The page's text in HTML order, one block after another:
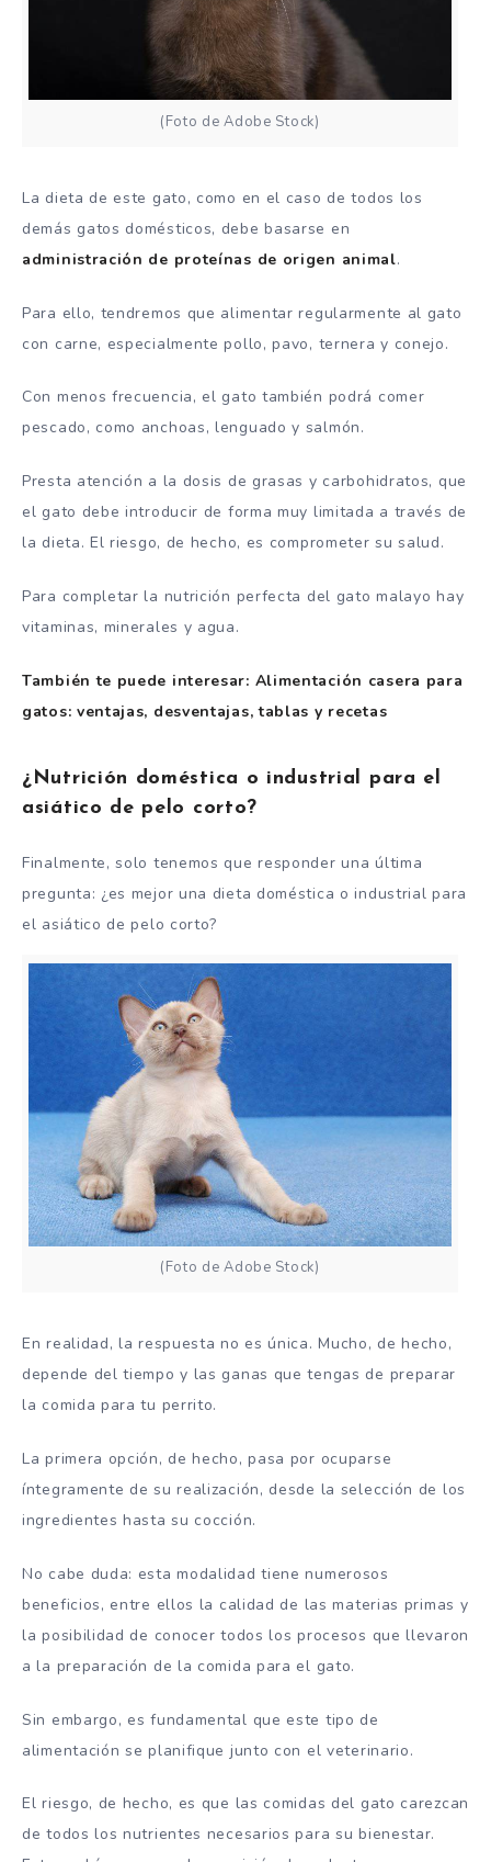
(Foto de Adobe Stock)
La dieta de este gato, como en el caso de todos los
demás gatos domésticos, debe basarse en
administración de proteínas de origen animal.
Para ello, tendremos que alimentar regularmente al gato
con carne, especialmente pollo, pavo, ternera y conejo.
Con menos frecuencia, el gato también podrá comer
pescado, como anchoas, lenguado y salmón.
Presta atención a la dosis de grasas y carbohidratos, que
el gato debe introducir de forma muy limitada a través de
la dieta. El riesgo, de hecho, es comprometer su salud.
Para completar la nutrición perfecta del gato malayo hay
vitaminas, minerales y agua.
También te puede interesar: Alimentación casera para
gatos: ventajas, desventajas, tablas y recetas
¿Nutrición doméstica o industrial para el
asiático de pelo corto?
Finalmente, solo tenemos que responder una última
pregunta: ¿es mejor una dieta doméstica o industrial para
el asiático de pelo corto?
(Foto de Adobe Stock)
En realidad, la respuesta no es única. Mucho, de hecho,
depende del tiempo y las ganas que tengas de preparar
la comida para tu perrito.
La primera opción, de hecho, pasa por ocuparse
íntegramente de su realización, desde la selección de los
ingredientes hasta su cocción.
No cabe duda: esta modalidad tiene numerosos
beneficios, entre ellos la calidad de las materias primas y
la posibilidad de conocer todos los procesos que llevaron
a la preparación de la comida para el gato.
Sin embargo, es fundamental que este tipo de
alimentación se planifique junto con el veterinario.
El riesgo, de hecho, es que las comidas del gato carezcan
de todos los nutrientes necesarios para su bienestar.